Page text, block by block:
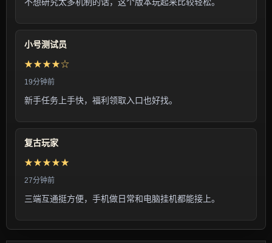
小号测试员
★★★★☆
19分钟前
新手任务上手快，福利领取入口也好找。
复古玩家
★★★★★
27分钟前
三端互通挺方便，手机做日常和电脑挂机都能接上。